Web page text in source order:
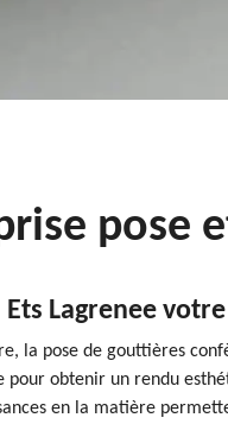
pose
Ets Lagrenee
la pose de gouttières
obtenir un rendu
en la matière